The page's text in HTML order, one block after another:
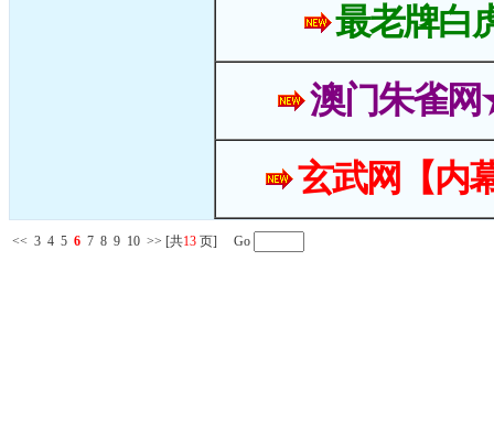
最老牌白
澳门朱雀
玄武网【内
<< 3 4 5 6 7 8 9 10 >> [共13 页] Go